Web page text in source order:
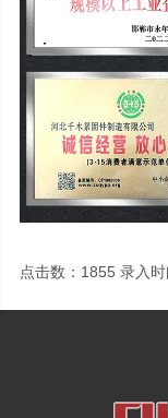
点击数：1855 录入